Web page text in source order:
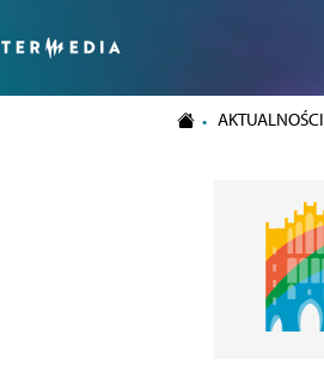
AKTUALNOŚCI